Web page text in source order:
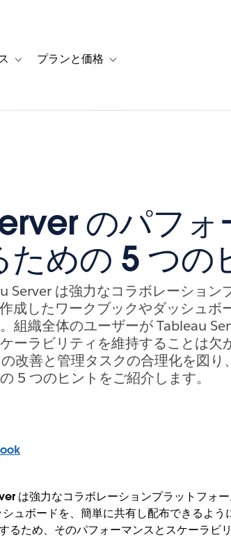
リー for ソリューション
Toggle sub-navigation for リソース
プランと価格 Toggle sub-navigation for プ
のパフォ
ための 5 つの
Server は強力なコラボレーション
成したワークブックやダッシュボ
組織全体のユーザーが Tableau
ーラビリティを維持することは欠
改善と管理タスクの合理化を図り
5 つのヒントをご紹介します。
は強力なコラボレーションプラットフォ
ュボードを、簡単に共有し配布できるよ
るため、そのパフォーマンスとスケーラビ